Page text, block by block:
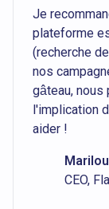
Je
plateforme
(recherche
nos
gâteau, nous
l'implication
aider !
CEO,